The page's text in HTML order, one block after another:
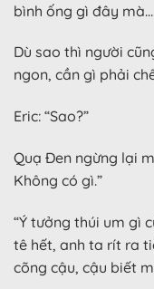
bình ống gì đây mà…
Dù sao thì người
ngon, cần gì phải
Eric: “Sao?”
Quạ Đen ngừng lại
Không có gì.”
“Ý tưởng thúi um gì
tê hết, anh ta rít ra
cõng cậu, cậu biết